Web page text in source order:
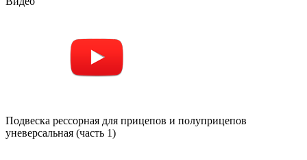
Подвеска рессорная для прицепов и полуприцепов
уневерсальная (часть 1)